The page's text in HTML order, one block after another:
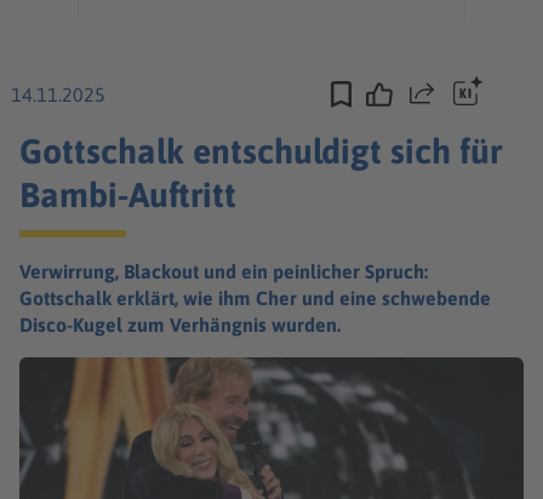
14.11.2025 Teilen
Gottschalk entschuldigt sich für
Bambi-Auftritt
Verwirrung, Blackout und ein peinlicher Spruch:
Gottschalk erklärt, wie ihm Cher und eine schwebende
Disco-Kugel zum Verhängnis wurden.